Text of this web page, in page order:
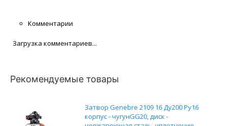
Комментарии
Загрузка комментариев...
Рекомендуемые товары
Затвор Genebre 2109 16 Ду200 Ру16
корпус - чугунGG20, диск -